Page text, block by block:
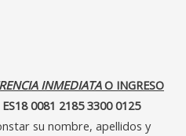
INMEDIATAO INGRESO
0081 2185 3300 0125
su nombre, apellidos y